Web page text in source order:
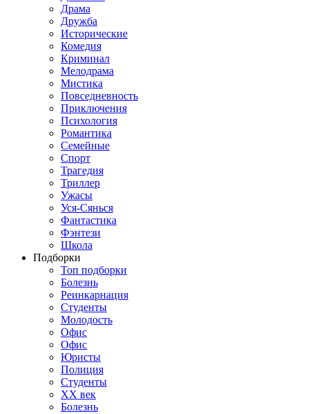
Драма
Дружба
Исторические
Комедия
Криминал
Мелодрама
Мистика
Повседневность
Приключения
Психология
Романтика
Семейные
Спорт
Трагедия
Триллер
Ужасы
Уся-Сянься
Фантастика
Фэнтези
Школа
Подборки
Топ подборки
Болезнь
Реинкарнация
Студенты
Молодость
Офис
Офис
Юристы
Полиция
Студенты
ХХ век
Болезнь